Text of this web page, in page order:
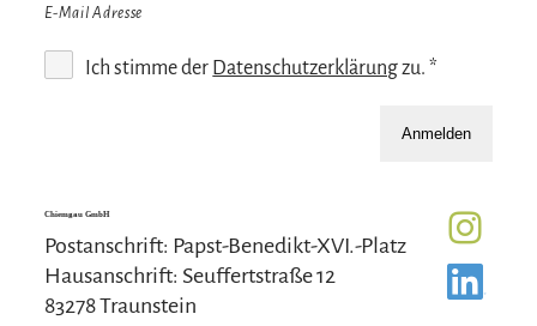
E-Mail Adresse
Ich stimme der Datenschutzerklärungzu. *
Anmelden
Chiemgau GmbH
Postanschrift: Papst-Benedikt-XVI.-Platz
Hausanschrift: Seuffertstraße 12
83278 Traunstein